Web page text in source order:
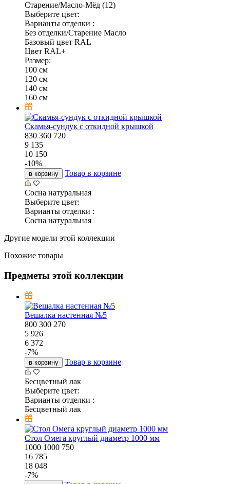
Старение/Масло-Мёд (12)
Выберите цвет:
Варианты отделки :
Без отделки/Старение Масло
Базовый цвет RAL
Цвет RAL+
Размер:
100 см
120 см
140 см
160 см
Скамья-сундук с откидной крышкой
830 360 720
9 135
10 150
-10%
в корзину Товар в корзине
Сосна натуральная
Выберите цвет:
Варианты отделки :
Сосна натуральная
Другие модели этой коллекции
Похожие товары
Предметы этой коллекции
Вешалка настенная №5
800 300 270
5 926
6 372
-7%
в корзину Товар в корзине
Бесцветный лак
Выберите цвет:
Варианты отделки :
Бесцветный лак
Стол Омега круглый диаметр 1000 мм
1000 1000 750
16 785
18 048
-7%